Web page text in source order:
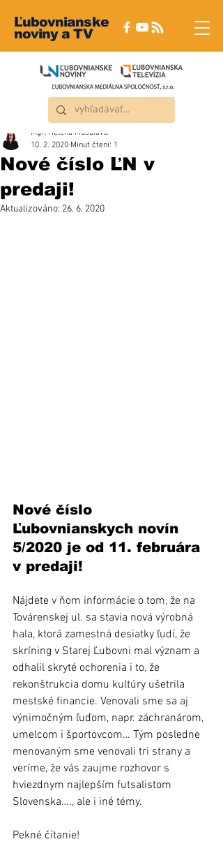
Ľubovnianske
noviny a TV
Nové číslo ĽN v
predaji!
Mgr. Helena Musalová
10. 2. 2020 Minut čtení: 1
Aktualizováno: 26. 6. 2020
Nové číslo
Ľubovnianskych novín
5/2020 je od 11. februára
v predaji!
Nájdete v ňom informácie o tom, že na
Továrenskej ul. sa stavia nová výrobná
hala, ktorá zamestná desiatky ľudí, že
skríning v Starej Ľubovni mal význam a
odhalil skryté ochorenia i to, že
rekonštrukcia domu kultúry ušetrila
mestské financie. Venovali sme sa aj
výnimočným ľuďom, napr. záchranárom,
umelcom i športovcom… Tým posledne
menovaným sme venovali tri strany a
veríme, že vás zaujme rozhovor s
hviezdnym najlepším futsalistom
Slovenska…., ale i iné témy.
Pekné čítanie!